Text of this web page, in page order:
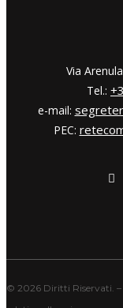
Via
Tel.:
e-mail:
PEC:
© 2026 Diritti Riservati.